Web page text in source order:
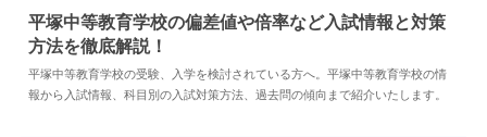
中学情報 2024.04.18
平塚中等教育学校の偏差値や倍率など入試情報と対策
方法を徹底解説！
平塚中等教育学校の受験、入学を検討されている方へ。平塚中等教育学校の情
報から入試情報、科目別の入試対策方法、過去問の傾向まで紹介いたします。